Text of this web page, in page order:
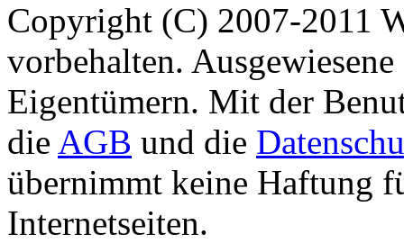
Copyright (C) 2007-2011
vorbehalten.
Eigentümern. Mit der
die AGB und die
übernimmt keine Haftung
Internetseiten.